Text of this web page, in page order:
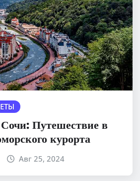
Путешествие в
курорта
Авг 25, 2024